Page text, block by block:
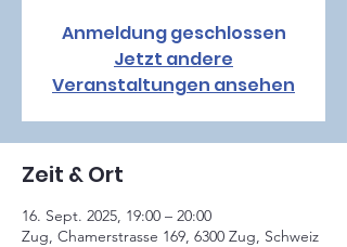
Anmeldung geschlossen
Jetzt andere
Veranstaltungen ansehen
Zeit & Ort
16. Sept. 2025, 19:00 – 20:00
Zug, Chamerstrasse 169, 6300 Zug, Schweiz